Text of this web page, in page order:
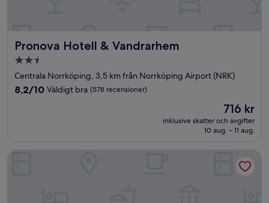
Pronova Hotell & Vandrarhem
Pronova Hotell & Vandrarhem
2.5-
stjärnigt
boende
Centrala Norrköping, 3,5 km från Norrköping Airport (NRK)
8.2
8,2/10 Väldigt bra (578 recensioner)
Priset
är
716 kr
716 kr
inklusive skatter och avgifter
10 aug. – 11 aug.
Hotell Drott